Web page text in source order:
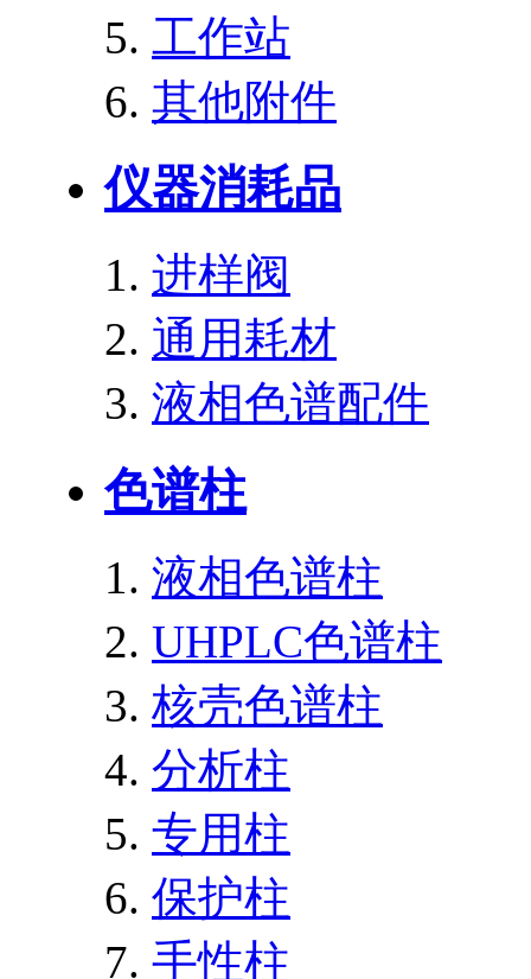
工作站
其他附件
仪器消耗品
进样阀
通用耗材
液相色谱配件
色谱柱
液相色谱柱
UHPLC色谱柱
核壳色谱柱
分析柱
专用柱
保护柱
手性柱